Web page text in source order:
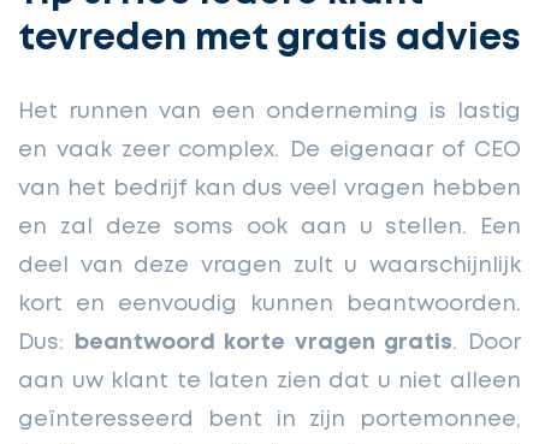
tevreden met gratis advies
Het runnen van een onderneming is lastig
en vaak zeer complex. De eigenaar of CEO
van het bedrijf kan dus veel vragen hebben
en zal deze soms ook aan u stellen. Een
deel van deze vragen zult u waarschijnlijk
kort en eenvoudig kunnen beantwoorden.
Dus:
beantwoord korte vragen gratis. Door
aan uw klant te laten zien dat u niet alleen
geïnteresseerd bent in zijn portemonnee,